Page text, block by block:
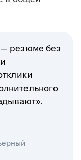
резюме без